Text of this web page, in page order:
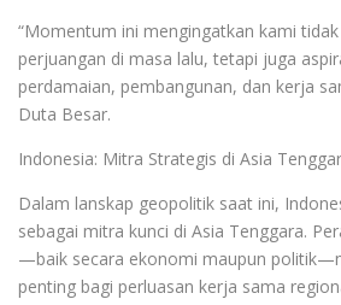
“Momentum ini mengingatkan kami
perjuangan di masa lalu, tetapi juga
perdamaian, pembangunan, dan kerja
Duta Besar.
Indonesia: Mitra Strategis di Asia
Dalam lanskap geopolitik saat ini,
sebagai mitra kunci di Asia Tenggara.
—baik secara ekonomi maupun
penting bagi perluasan kerja sama